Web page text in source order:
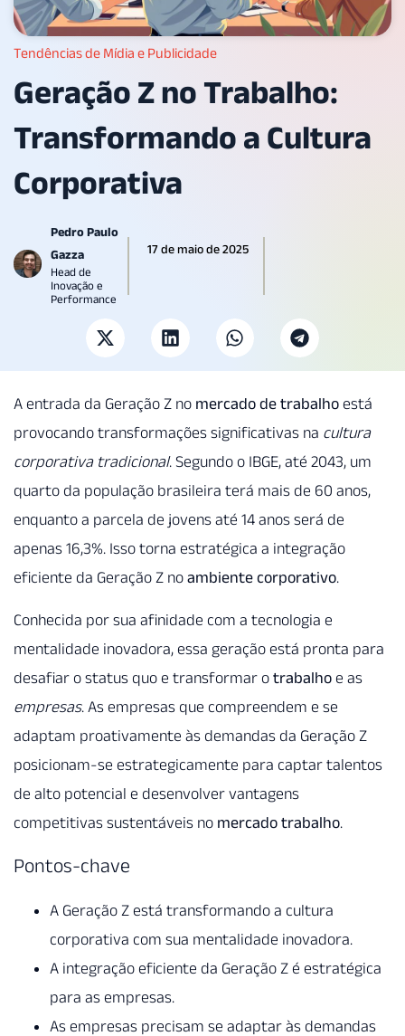
Tendências de Mídia e Publicidade
Geração Z no Trabalho:
Transformando a Cultura
Corporativa
Pedro Paulo
Gazza
Head de
Inovação e
Performance
17 de maio de 2025
A entrada da Geração Z no mercado de trabalho está
provocando transformações significativas na cultura
corporativa tradicional. Segundo o IBGE, até 2043, um
quarto da população brasileira terá mais de 60 anos,
enquanto a parcela de jovens até 14 anos será de
apenas 16,3%. Isso torna estratégica a integração
eficiente da Geração Z no ambiente corporativo.
Conhecida por sua afinidade com a tecnologia e
mentalidade inovadora, essa geração está pronta para
desafiar o status quo e transformar o trabalho e as
empresas. As empresas que compreendem e se
adaptam proativamente às demandas da Geração Z
posicionam-se estrategicamente para captar talentos
de alto potencial e desenvolver vantagens
competitivas sustentáveis no mercado trabalho.
Pontos-chave
A Geração Z está transformando a cultura
corporativa com sua mentalidade inovadora.
A integração eficiente da Geração Z é estratégica
para as empresas.
As empresas precisam se adaptar às demandas